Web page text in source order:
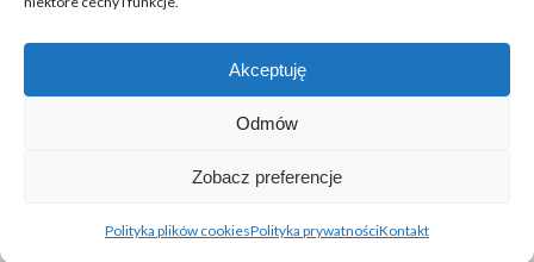
Akceptuję
Odmów
Zobacz preferencje
Polityka plików cookiesPolityka prywatnościKontakt
zastrzeżone | realizacjaHillnet
O